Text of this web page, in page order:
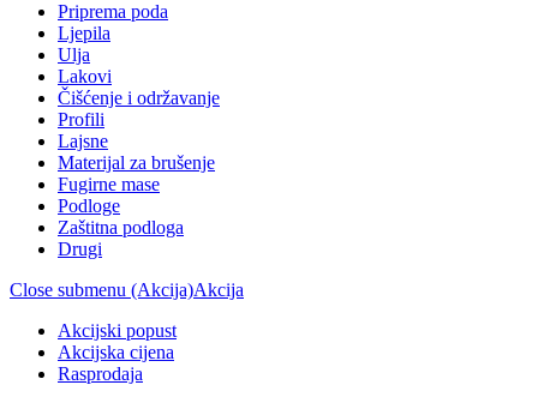
Priprema poda
Ljepila
Ulja
Lakovi
Čišćenje i održavanje
Profili
Lajsne
Materijal za brušenje
Fugirne mase
Podloge
Zaštitna podloga
Drugi
Close submenu (Akcija)Akcija
Akcijski popust
Akcijska cijena
Rasprodaja